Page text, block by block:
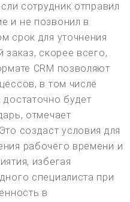
сотрудник отправил
и не позвонил в
срок для уточнения
заказ, скорее всего,
CRM позволяют
в том числе
будет
отмечает
создаст условия для
рабочего времени и
избегая
специалиста при
в